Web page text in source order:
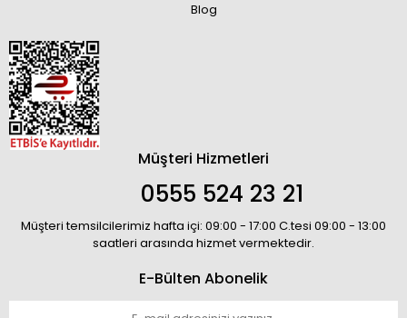
Blog
Müşteri Hizmetleri
0555 524 23 21
Müşteri temsilcilerimiz hafta içi: 09:00 - 17:00 C.tesi 09:00 - 13:00
saatleri arasında hizmet vermektedir.
E-Bülten Abonelik